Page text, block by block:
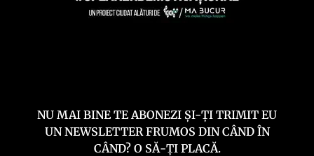
NU MAI BINE TE ABONEZI ȘI-ȚI TRIMIT EU
UN NEWSLETTER FRUMOS DIN CÂND ÎN
CÂND? O SĂ-ȚI PLACĂ.